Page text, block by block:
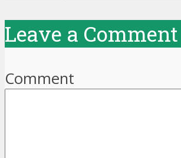
Leave a Comment
Comment